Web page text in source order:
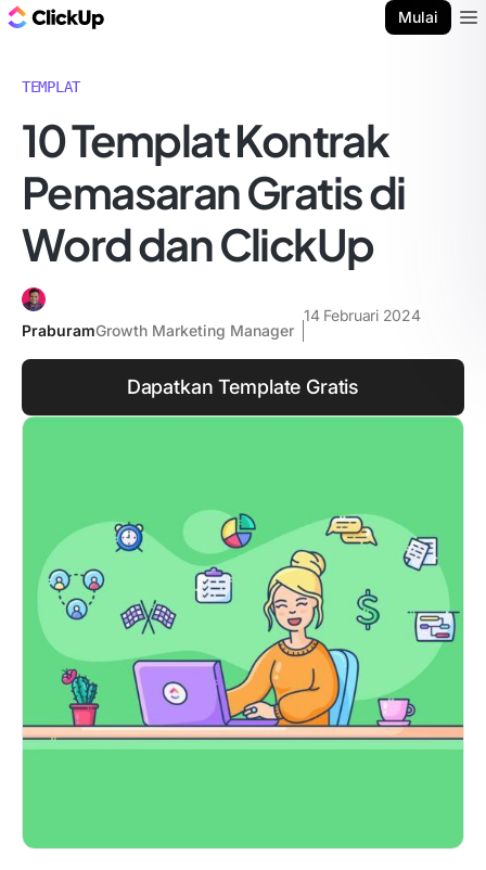
Mulai
TEMPLAT
10 Templat Kontrak
Pemasaran Gratis di
Word dan ClickUp
PraburamGrowth Marketing Manager
14 Februari 2024
Dapatkan Template Gratis